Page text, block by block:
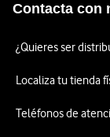
Contacta con
¿Quieres ser
Localiza tu tienda
Teléfonos de